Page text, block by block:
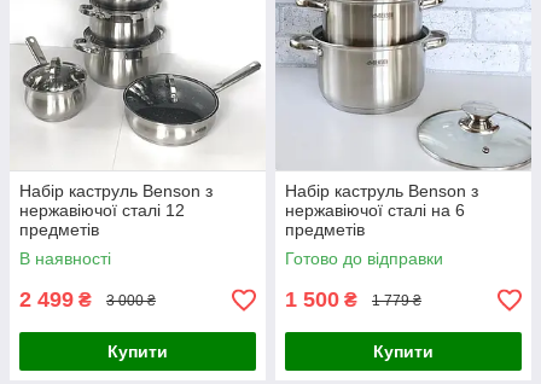
Набір каструль Benson з
нержавіючої сталі 12
предметів
В наявності
2 499 ₴ 3 000 ₴
Купити
Набір каструль Benson з
нержавіючої сталі на 6
предметів
Готово до відправки
1 500 ₴ 1 779 ₴
Купити